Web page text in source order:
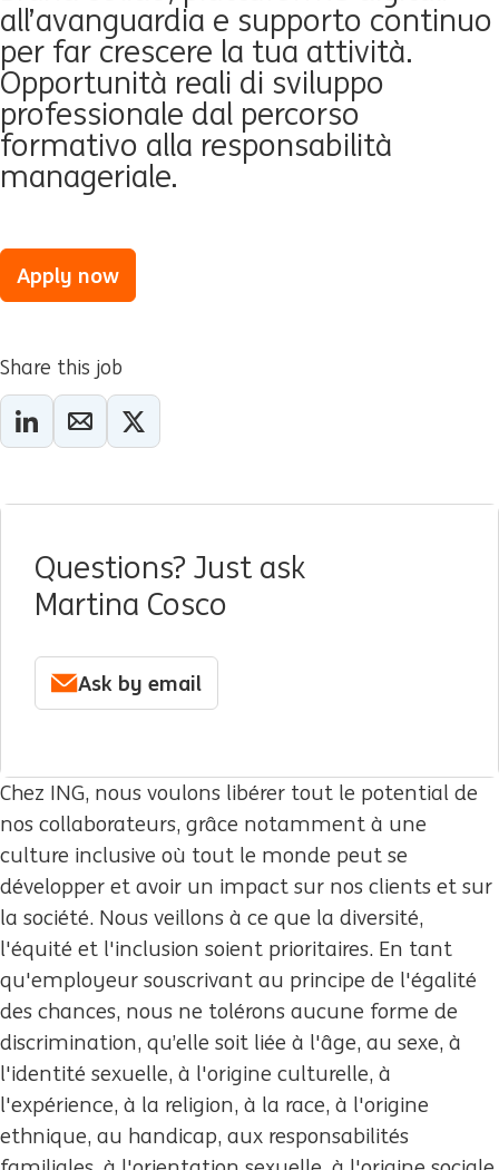
all’avanguardia e supporto continuo
per far crescere la tua attività.
Opportunità reali di sviluppo
professionale dal percorso
formativo alla responsabilità
manageriale.
Apply now
Share this job
Questions? Just ask
Martina Cosco
Ask by email
Chez ING, nous voulons libérer tout le potential de
nos collaborateurs, grâce notamment à une
culture inclusive où tout le monde peut se
développer et avoir un impact sur nos clients et sur
la société. Nous veillons à ce que la diversité,
l'équité et l'inclusion soient prioritaires. En tant
qu'employeur souscrivant au principe de l'égalité
des chances, nous ne tolérons aucune forme de
discrimination, qu’elle soit liée à l'âge, au sexe, à
l'identité sexuelle, à l'origine culturelle, à
l'expérience, à la religion, à la race, à l'origine
ethnique, au handicap, aux responsabilités